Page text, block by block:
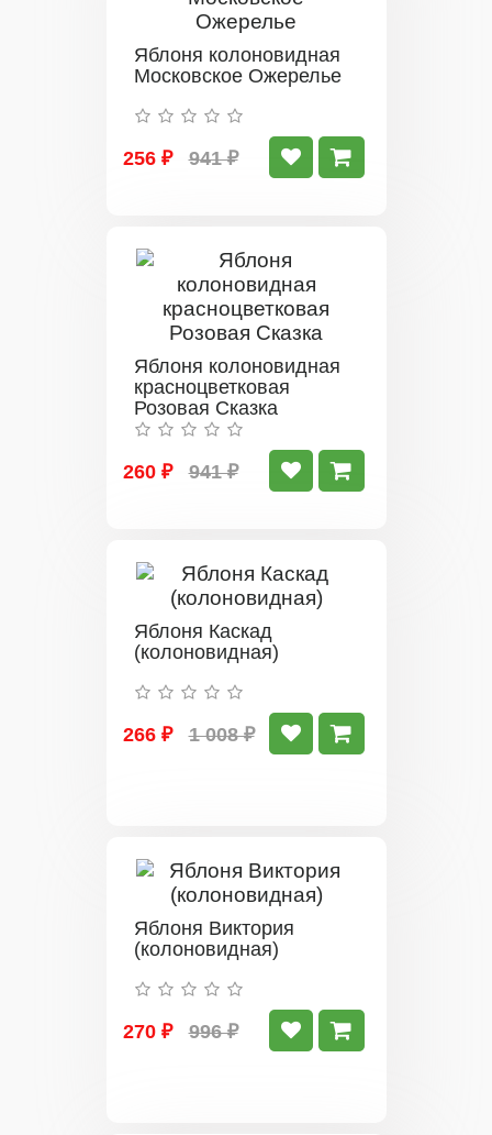
Яблоня колоновидная
Московское Ожерелье
256 ₽ 941 ₽
Яблоня колоновидная
красноцветковая
Розовая Сказка
260 ₽ 941 ₽
Яблоня Каскад
(колоновидная)
266 ₽ 1 008 ₽
Яблоня Виктория
(колоновидная)
270 ₽ 996 ₽